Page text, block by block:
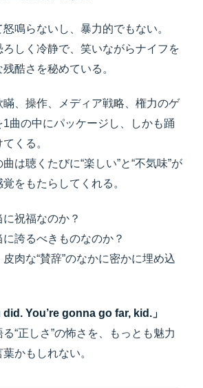
鳴らないし、暴力的でもない。
しく冷静で、笑いながらナイフを
酷さを秘めている。
、操作、メディア戦略、権力のゲ
の中にパッケージし、しかも踊
くる。
は聴くたびに“楽しい”と“不気味”が
をもたらしてくれる。
祝福なのか？
誇るべきものなのか？
肉な“賛辞”のなかに密かに埋め込
You’re gonna go far, kid.」
“正しさ”の怖さを、もっとも魅力
かもしれない。